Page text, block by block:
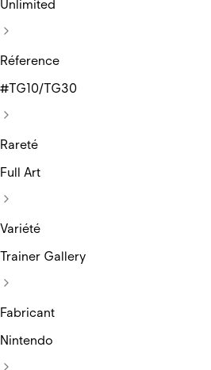
Unlimited
Réference
#TG10/TG30
Rareté
Full Art
Variété
Trainer Gallery
Fabricant
Nintendo